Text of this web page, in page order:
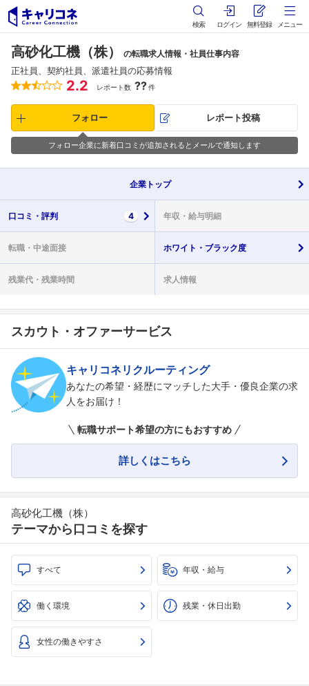
検索 ログイン 無料登録 メニュー
高砂化工機（株） の転職求人情報・社員仕事内容
正社員、契約社員、派遣社員の応募情報
2.2 レポート数 ??件
フォロー レポート投稿
フォロー企業に新着口コミが追加されるとメールで通知します
企業 トップ
口コミ・ 評判 4 年収・ 給与明細
転職・ 中途面接 ホワイト・ ブラック度
残業代・ 残業時間 求人情報
スカウト・オファーサービス
キャリコネリクルーティング
あなたの希望・経歴にマッチした大手・優良企業の求
人をお届け！
転職サポート希望の方にもおすすめ
詳しくはこちら
高砂化工機（株）
テーマから口コミを探す
すべて 年収・給与
働く環境 残業・休日出勤
女性の働きやすさ